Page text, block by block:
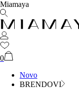
Miamaya
0
Novo
BRENDOVI